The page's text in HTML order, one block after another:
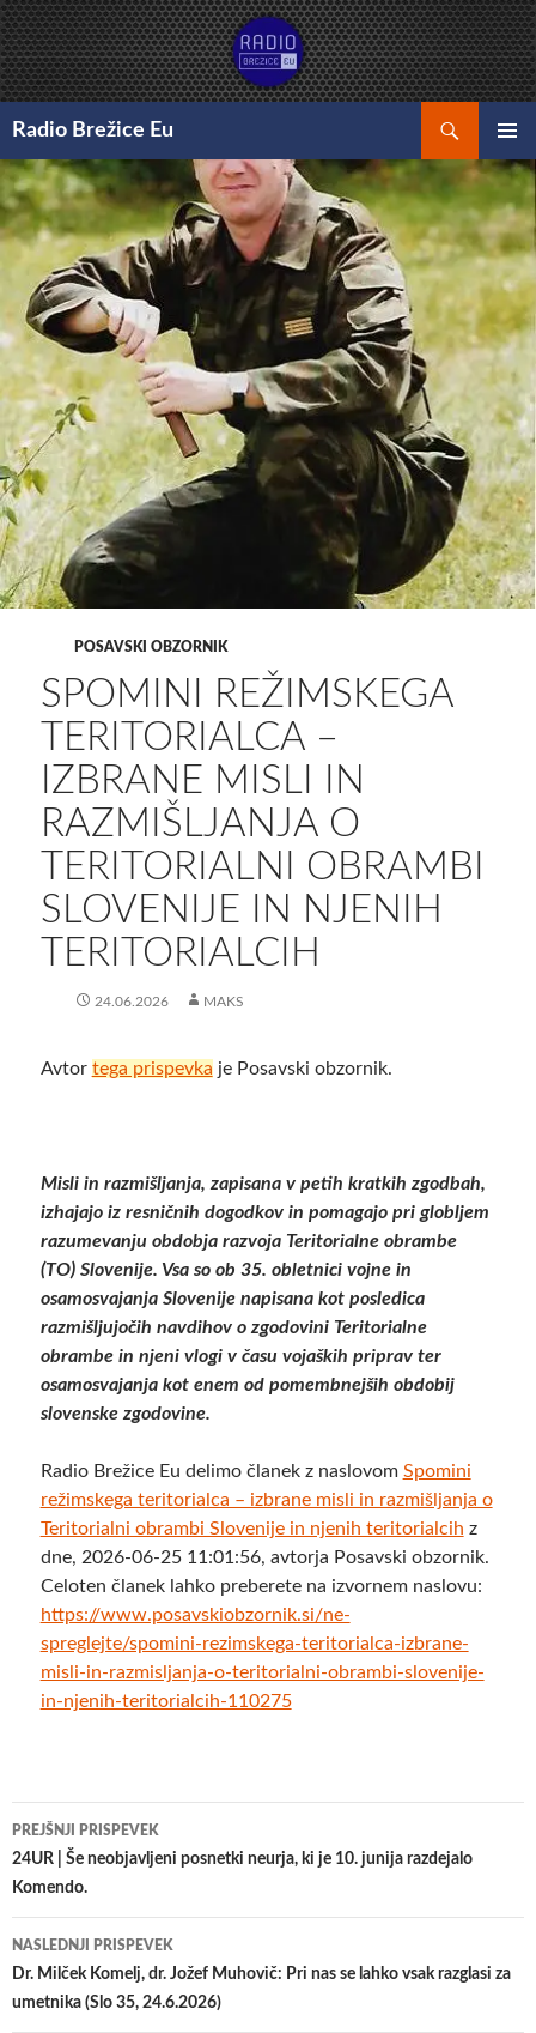
Preskoči
na
vsebino
Radio Brežice Eu
GLAVNI
POSAVSKI OBZORNIK
SPOMINI REŽIMSKEGA
TERITORIALCA –
IZBRANE MISLI IN
RAZMIŠLJANJA O
TERITORIALNI OBRAMBI
SLOVENIJE IN NJENIH
TERITORIALCIH
24.06.2026 MAKS
Avtor tega prispevka je Posavski obzornik.
Misli in razmišljanja, zapisana v petih kratkih zgodbah,
izhajajo iz resničnih dogodkov in pomagajo pri globljem
razumevanju obdobja razvoja Teritorialne obrambe
(TO) Slovenije. Vsa so ob 35. obletnici vojne in
osamosvajanja Slovenije napisana kot posledica
razmišljujočih navdihov o zgodovini Teritorialne
obrambe in njeni vlogi v času vojaških priprav ter
osamosvajanja kot enem od pomembnejših obdobij
slovenske zgodovine.
Radio Brežice Eu delimo članek z naslovom Spomini
režimskega teritorialca – izbrane misli in razmišljanja o
Teritorialni obrambi Slovenije in njenih teritorialcih z
dne, 2026-06-25 11:01:56, avtorja Posavski obzornik.
Celoten članek lahko preberete na izvornem naslovu:
https://www.posavskiobzornik.si/ne-
spreglejte/spomini-rezimskega-teritorialca-izbrane-
misli-in-razmisljanja-o-teritorialni-obrambi-slovenije-
in-njenih-teritorialcih-110275
Krmarjenje
po
PREJŠNJI PRISPEVEK
24UR | Še neobjavljeni posnetki neurja, ki je 10. junija razdejalo
Komendo.
NASLEDNJI PRISPEVEK
Dr. Milček Komelj, dr. Jožef Muhovič: Pri nas se lahko vsak razglasi za
umetnika (Slo 35, 24.6.2026)